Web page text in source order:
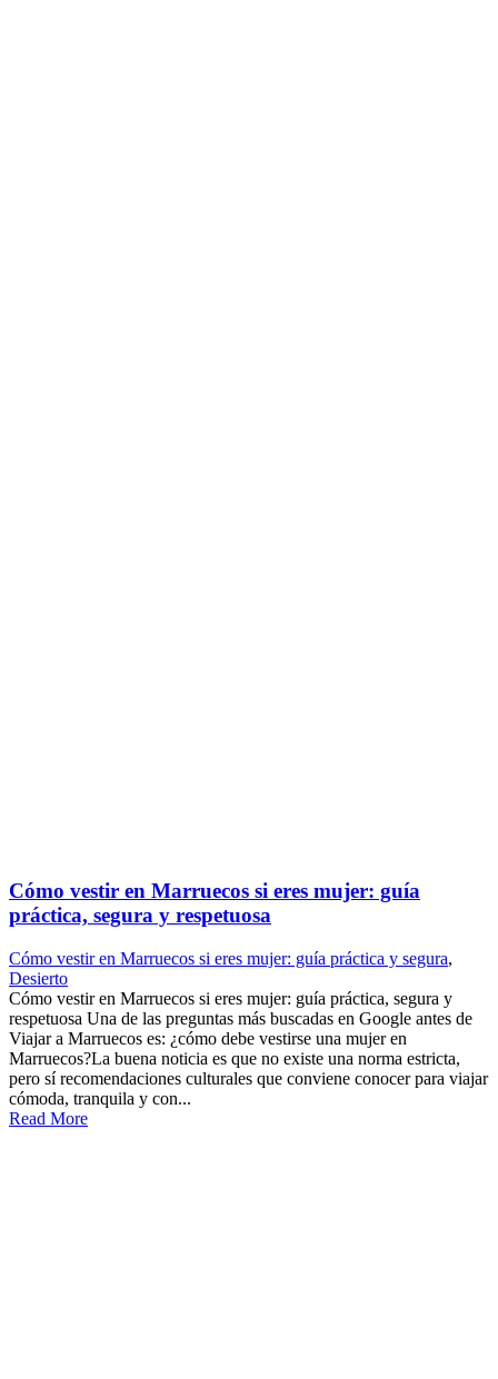
Cómo vestir en Marruecos si eres mujer: guía
práctica, segura y respetuosa
Cómo vestir en Marruecos si eres mujer: guía práctica y segura,
Desierto
Cómo vestir en Marruecos si eres mujer: guía práctica, segura y
respetuosa Una de las preguntas más buscadas en Google antes de
Viajar a Marruecos es: ¿cómo debe vestirse una mujer en
Marruecos?La buena noticia es que no existe una norma estricta,
pero sí recomendaciones culturales que conviene conocer para viajar
cómoda, tranquila y con...
Read More